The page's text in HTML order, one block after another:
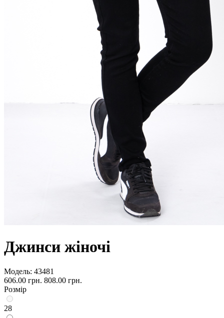
Джинси жіночі
Модель: 43481
606.00 грн. 808.00 грн.
Розмір
28